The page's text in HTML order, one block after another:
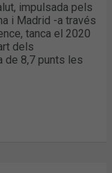
impulsada pels
i Madrid -a través
tanca el 2020
dels
de 8,7 punts les